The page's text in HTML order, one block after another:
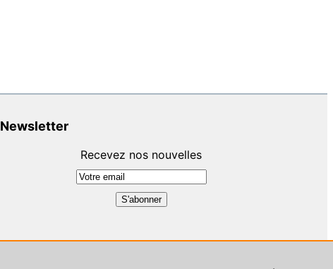
Newsletter
Recevez nos nouvelles